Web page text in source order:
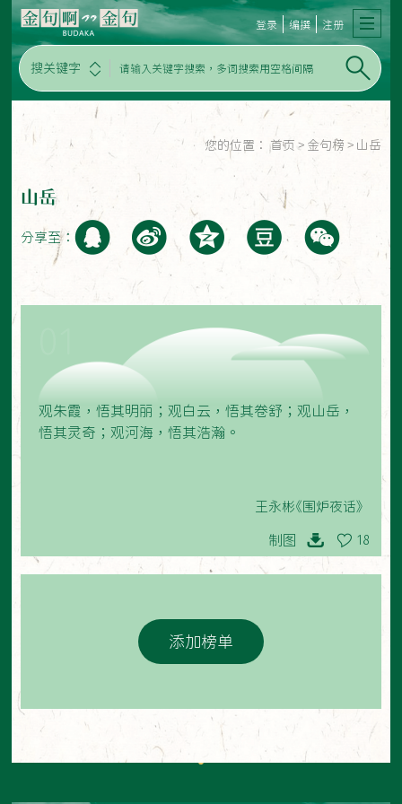
搜关键字
登录 编撰 注册
您的位置： 首页 > 金句榜 > 山岳
山岳
分享至：
观朱霞，悟其明丽；观白云，悟其卷舒；观山岳，
悟其灵奇；观河海，悟其浩瀚。
王永彬《围炉夜话》
制图 18
添加榜单